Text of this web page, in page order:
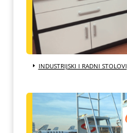
INDUSTRIJSKI I RADNI STOLOVI